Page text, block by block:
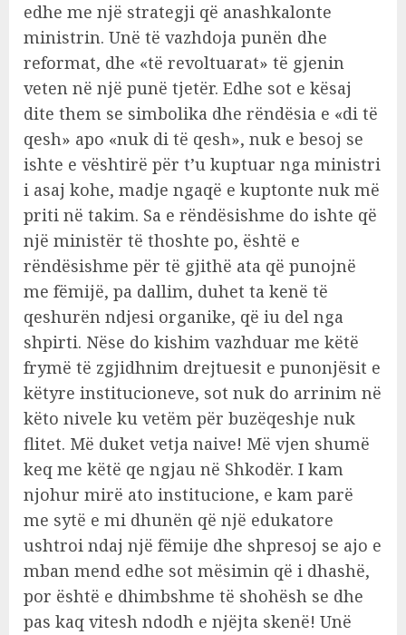
edhe me një strategji që anashkalonte
ministrin. Unë të vazhdoja punën dhe
reformat, dhe «të revoltuarat» të gjenin
veten në një punë tjetër. Edhe sot e kësaj
dite them se simbolika dhe rëndësia e «di të
qesh» apo «nuk di të qesh», nuk e besoj se
ishte e vështirë për t’u kuptuar nga ministri
i asaj kohe, madje ngaqë e kuptonte nuk më
priti në takim. Sa e rëndësishme do ishte që
një ministër të thoshte po, është e
rëndësishme për të gjithë ata që punojnë
me fëmijë, pa dallim, duhet ta kenë të
qeshurën ndjesi organike, që iu del nga
shpirti. Nëse do kishim vazhduar me këtë
frymë të zgjidhnim drejtuesit e punonjësit e
këtyre institucioneve, sot nuk do arrinim në
këto nivele ku vetëm për buzëqeshje nuk
flitet. Më duket vetja naive! Më vjen shumë
keq me këtë qe ngjau në Shkodër. I kam
njohur mirë ato institucione, e kam parë
me sytë e mi dhunën që një edukatore
ushtroi ndaj një fëmije dhe shpresoj se ajo e
mban mend edhe sot mësimin që i dhashë,
por është e dhimbshme të shohësh se dhe
pas kaq vitesh ndodh e njëjta skenë! Unë